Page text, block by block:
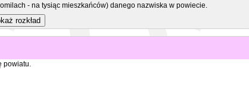
- na tysiąc mieszkańców) danego nazwiska w powiecie.
powiatu.